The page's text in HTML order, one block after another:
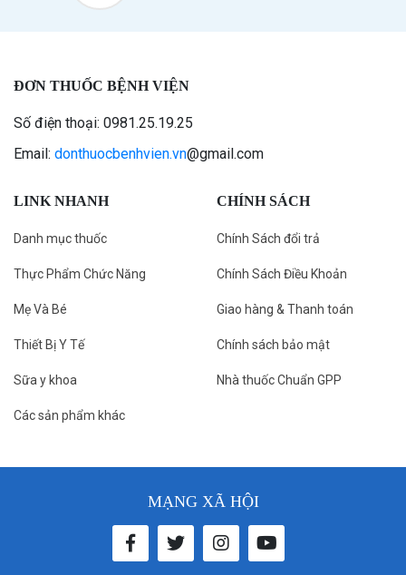
ĐƠN THUỐC BỆNH VIỆN
Số điện thoại: 0981.25.19.25
Email: donthuocbenhvien.vn@gmail.com
LINK NHANH
Danh mục thuốc
Thực Phẩm Chức Năng
Mẹ Và Bé
Thiết Bị Y Tế
Sữa y khoa
Các sản phẩm khác
CHÍNH SÁCH
Chính Sách đổi trả
Chính Sách Điều Khoản
Giao hàng & Thanh toán
Chính sách bảo mật
Nhà thuốc Chuẩn GPP
MẠNG XÃ HỘI